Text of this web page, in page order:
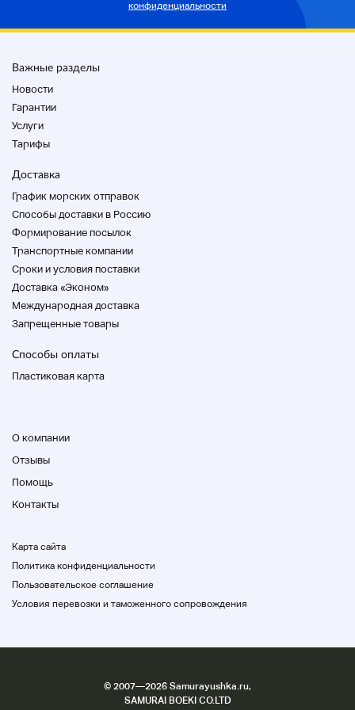
конфиденциальности
Важные разделы
Новости
Гарантии
Услуги
Тарифы
Доставка
График морских отправок
Способы доставки в Россию
Формирование посылок
Транспортные компании
Cроки и условия поставки
Доставка «Эконом»
Международная доставка
Запрещенные товары
Способы оплаты
Пластиковая карта
О компании
Отзывы
Помощь
Контакты
Карта сайта
Политика конфиденциальности
Пользовательское соглашение
Условия перевозки и таможенного сопровождения
© 2007—2026 Samurayushka.ru,
SAMURAI BOEKI CO.LTD